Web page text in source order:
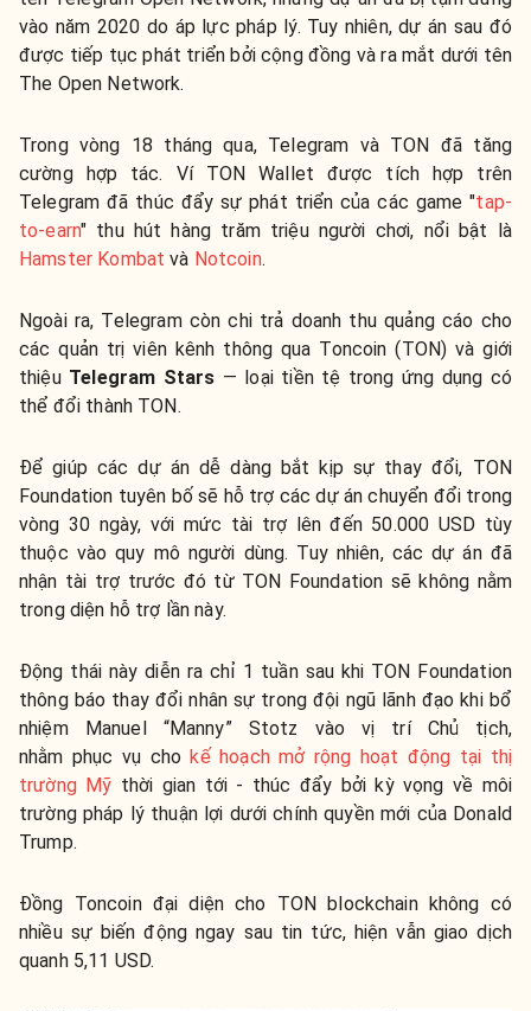
vào năm 2020 do áp lực pháp lý. Tuy nhiên, dự án sau đó
được tiếp tục phát triển bởi cộng đồng và ra mắt dưới tên
The Open Network.
Trong vòng 18 tháng qua, Telegram và TON đã tăng
cường hợp tác. Ví TON Wallet được tích hợp trên
Telegram đã thúc đẩy sự phát triển của các game "tap-
to-earn" thu hút hàng trăm triệu người chơi, nổi bật là
Hamster Kombat và Notcoin.
Ngoài ra, Telegram còn chi trả doanh thu quảng cáo cho
các quản trị viên kênh thông qua Toncoin (TON) và giới
thiệu Telegram Stars — loại tiền tệ trong ứng dụng có
thể đổi thành TON.
Để giúp các dự án dễ dàng bắt kịp sự thay đổi, TON
Foundation tuyên bố sẽ hỗ trợ các dự án chuyển đổi trong
vòng 30 ngày, với mức tài trợ lên đến 50.000 USD tùy
thuộc vào quy mô người dùng. Tuy nhiên, các dự án đã
nhận tài trợ trước đó từ TON Foundation sẽ không nằm
trong diện hỗ trợ lần này.
Động thái này diễn ra chỉ 1 tuần sau khi TON Foundation
thông báo thay đổi nhân sự trong đội ngũ lãnh đạo khi bổ
nhiệm Manuel “Manny” Stotz vào vị trí Chủ tịch,
nhằm phục vụ chokế hoạch mở rộng hoạt động tại thị
trường Mỹ thời gian tới - thúc đẩy bởi kỳ vọng về môi
trường pháp lý thuận lợi dưới chính quyền mới của Donald
Trump.
Đồng Toncoin đại diện cho TON blockchain không có
nhiều sự biến động ngay sau tin tức, hiện vẫn giao dịch
quanh 5,11 USD.